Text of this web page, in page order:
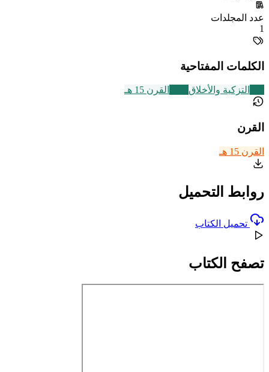
عدد المجلدات
1
الكلمات المفتاحية
التزكية والأخلاق القرن 15 هـ
القرن
القرن 15 هـ
روابط التحميل
تحميل الكتاب
تصفح الكتاب